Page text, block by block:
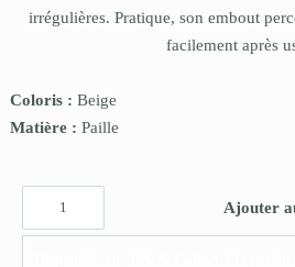
irrégulières. Pratique, son embout
facilement après
Coloris : Beige
Matière : Paille
Ajouter